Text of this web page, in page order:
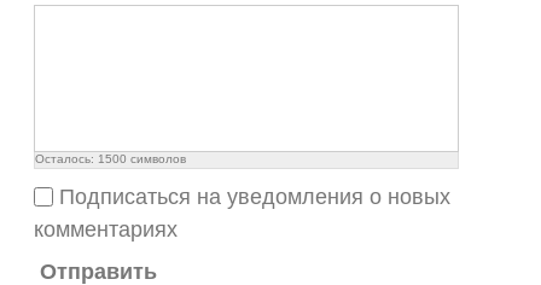
Осталось: 1500 символов
Подписаться на уведомления о новых
комментариях
Отправить